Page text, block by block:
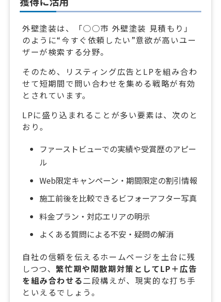
外壁塗装は、「○○市 外壁塗装 見積もり」
のように“今すぐ依頼したい”意欲が高いユー
ザーが検索する分野。
そのため、リスティング広告とLPを組み合わ
せて短期間で問い合わせを集める戦略が有効
とされています。
LPに盛り込まれることが多い要素は、次のと
おり。
ファーストビューでの実績や受賞歴のアピー
ル
Web限定キャンペーン・期間限定の割引情報
施工前後を比較できるビフォーアフター写真
料金プラン・対応エリアの明示
よくある質問による不安・疑問の解消
自社の信頼を伝えるホームページを土台に残
しつつ、繁忙期や閑散期対策としてLP＋広告
を組み合わせる二段構えが、現実的な打ち手
といえるでしょう。